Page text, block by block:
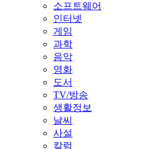
소프트웨어
인터넷
게임
과학
음악
영화
도서
TV/방송
생활정보
날씨
사설
칼럼